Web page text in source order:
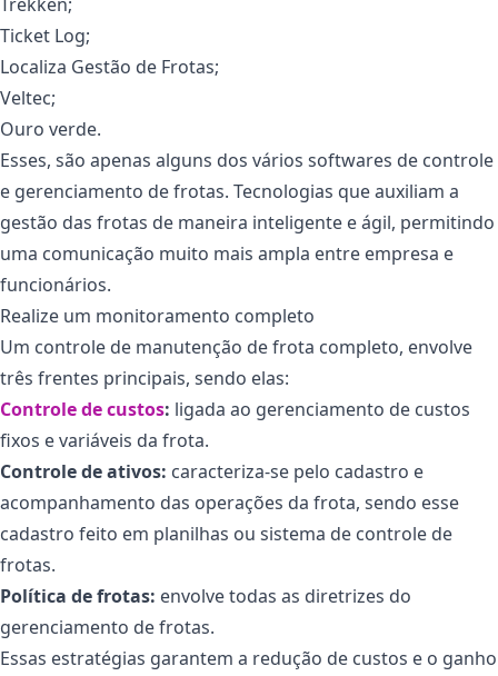
Ticket Log;
Localiza Gestão de Frotas;
Veltec;
Ouro verde.
Esses, são apenas alguns dos vários softwares de controle
e gerenciamento de frotas. Tecnologias que auxiliam a
gestão das frotas de maneira inteligente e ágil, permitindo
uma comunicação muito mais ampla entre empresa e
funcionários.
Realize um monitoramento completo
Um controle de manutenção de frota completo, envolve
três frentes principais, sendo elas:
Controle de custos: ligada ao gerenciamento de custos
fixos e variáveis da frota.
Controle de ativos: caracteriza-se pelo cadastro e
acompanhamento das operações da frota, sendo esse
cadastro feito em planilhas ou sistema de controle de
frotas.
Política de frotas: envolve todas as diretrizes do
gerenciamento de frotas.
Essas estratégias garantem a redução de custos e o ganho